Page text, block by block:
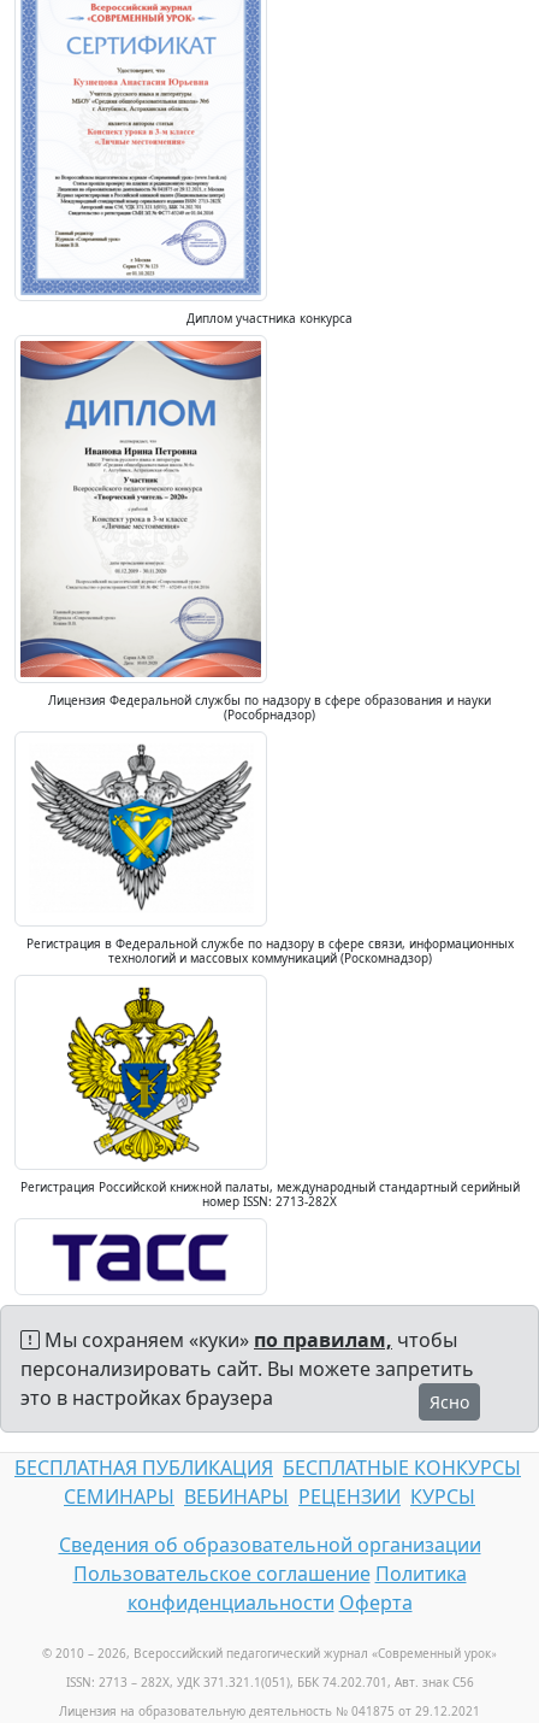
Диплом участника конкурса
Лицензия Федеральной службы по надзору в сфере образования и науки
(Рособрнадзор)
Регистрация в Федеральной службе по надзору в сфере связи, информационных
технологий и массовых коммуникаций (Роскомнадзор)
Регистрация Российской книжной палаты, международный стандартный серийный
номер ISSN: 2713-282X
Мы сохраняем «куки» по правилам, чтобы
персонализировать сайт. Вы можете запретить
это в настройках браузера
Ясно
БЕСПЛАТНАЯ ПУБЛИКАЦИЯ БЕСПЛАТНЫЕ КОНКУРСЫ
СЕМИНАРЫ ВЕБИНАРЫ РЕЦЕНЗИИ КУРСЫ
Сведения об образовательной организации
Пользовательское соглашение Политика
конфиденциальности Оферта
© 2010 – 2026, Всероссийский педагогический журнал «Современный урок»
ISSN: 2713 – 282X, УДК 371.321.1(051), ББК 74.202.701, Авт. знак С56
Лицензия на образовательную деятельность № 041875 от 29.12.2021